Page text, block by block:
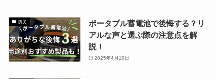
防災
ポータブル蓄電池で後悔する？リ
アルな声と選ぶ際の注意点を解
説！
2025年4月10日